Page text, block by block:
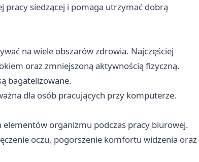
siedzącej i pomaga utrzymać dobrą
na wiele obszarów zdrowia. Najczęściej
oraz zmniejszoną aktywnością fizyczną.
bagatelizowane.
dla osób pracujących przy komputerze.
organizmu podczas pracy biurowej.
oczu, pogorszenie komfortu widzenia oraz